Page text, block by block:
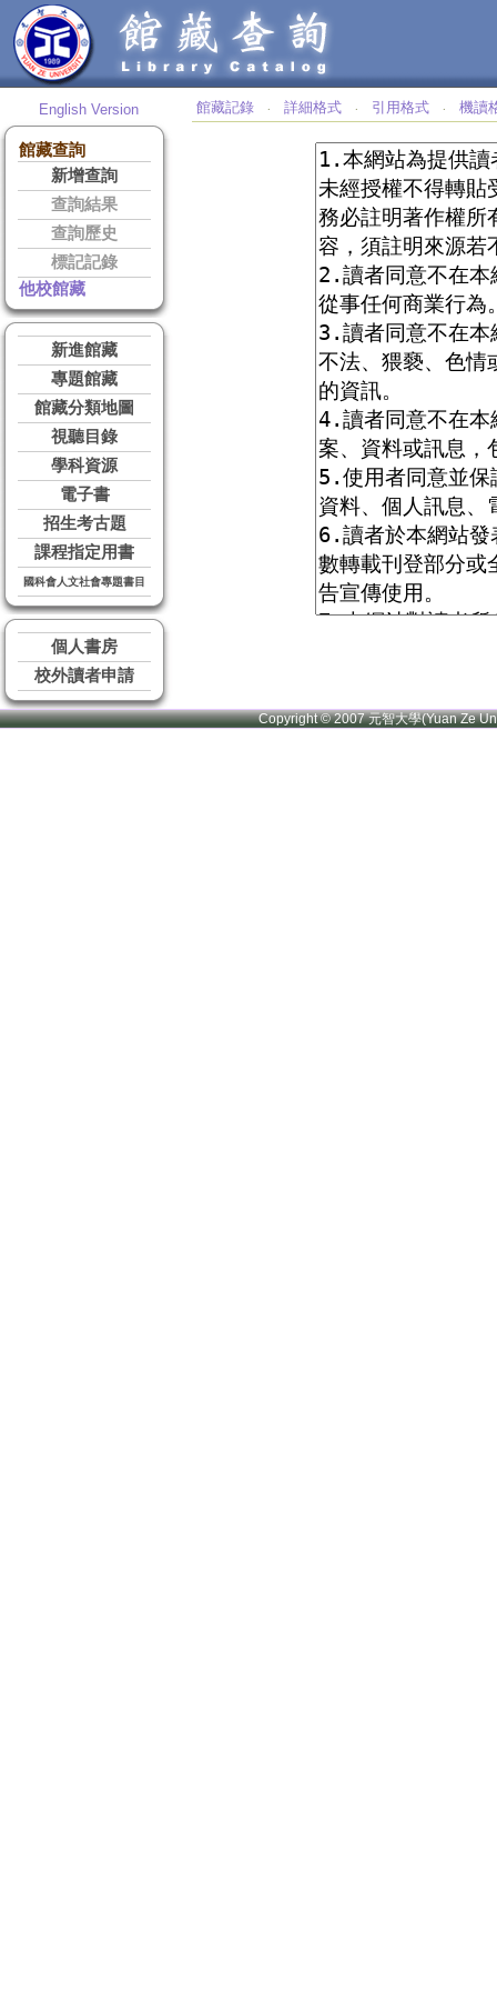
English Version
館藏查詢
新增查詢
查詢結果
查詢歷史
標記記錄
他校館藏
新進館藏
專題館藏
館藏分類地圖
視聽目錄
學科資源
電子書
招生考古題
課程指定用書
國科會人文社會專題書目
個人書房
校外讀者申請
館藏記錄 ‧ 詳細格式 ‧ 引用格式 ‧ 機讀
Copyright © 2007 元智大學(Yuan Ze